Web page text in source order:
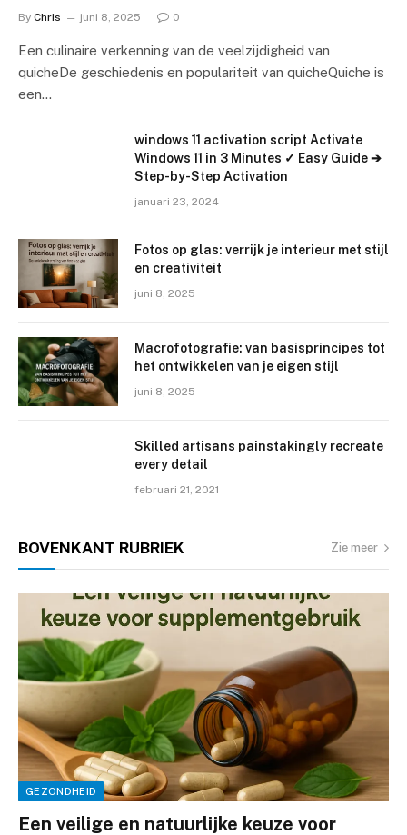
By Chris juni 8, 2025 0
Een culinaire verkenning van de veelzijdigheid van
quicheDe geschiedenis en populariteit van quicheQuiche is
een…
windows 11 activation script Activate
Windows 11 in 3 Minutes ✓ Easy Guide ➔
Step-by-Step Activation
januari 23, 2024
Fotos op glas: verrijk je interieur met stijl
en creativiteit
juni 8, 2025
Macrofotografie: van basisprincipes tot
het ontwikkelen van je eigen stijl
juni 8, 2025
Skilled artisans painstakingly recreate
every detail
februari 21, 2021
BOVENKANT RUBRIEK Zie meer
GEZONDHEID
Een veilige en natuurlijke keuze voor